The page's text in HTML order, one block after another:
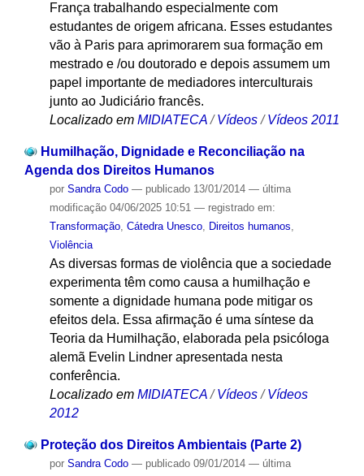
França trabalhando especialmente com
estudantes de origem africana. Esses estudantes
vão à Paris para aprimorarem sua formação em
mestrado e /ou doutorado e depois assumem um
papel importante de mediadores interculturais
junto ao Judiciário francês.
Localizado em MIDIATECA /Vídeos /Vídeos 2011
Humilhação, Dignidade e Reconciliação na
Agenda dos Direitos Humanos
por Sandra Codo — publicado13/01/2014 — última
modificação04/06/2025 10:51 — registrado em:
Transformação, Cátedra Unesco, Direitos humanos
Violência
As diversas formas de violência que a sociedade
experimenta têm como causa a humilhação e
somente a dignidade humana pode mitigar os
efeitos dela. Essa afirmação é uma síntese da
Teoria da Humilhação, elaborada pela psicóloga
alemã Evelin Lindner apresentada nesta
conferência.
Localizado em MIDIATECA /Vídeos /Vídeos
2012
Proteção dos Direitos Ambientais (Parte 2)
por Sandra Codo — publicado09/01/2014 — última